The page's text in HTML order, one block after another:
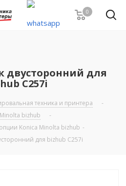
0
двусторонний для
C257i
техника и принтера
-
bizhub
-
Konica Minolta bizhub -
для bizhub C257i